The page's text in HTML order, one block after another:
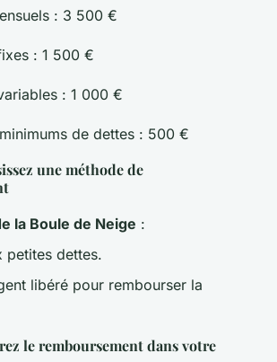
: 3 500 €
: 1 500 €
: 1 000 €
de dettes : 500 €
une méthode de
la Boule de Neige :
petites dettes.
libéré pour rembourser la
le remboursement dans votre